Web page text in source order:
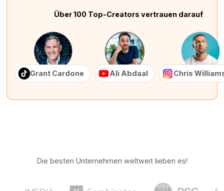
Über 100 Top-Creators vertrauen darauf
Grant Cardone Ali Abdaal Chris
Die besten Unternehmen weltweit lieben es!